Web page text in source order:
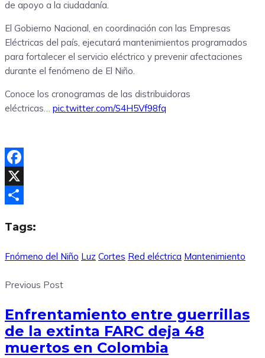
de apoyo a la ciudadanía.
El Gobierno Nacional, en coordinación con las Empresas
Eléctricas del país, ejecutará mantenimientos programados
para fortalecer el servicio eléctrico y prevenir afectaciones
durante el fenómeno de El Niño.
Conoce los cronogramas de las distribuidoras
eléctricas… pic.twitter.com/S4H5Vf98fq
Facebook
X
Tags:
Fnómeno del Niño Luz Cortes Red eléctrica Mantenimiento
Previous Post
Enfrentamiento entre guerrillas
de la extinta FARC deja 48
muertos en Colombia